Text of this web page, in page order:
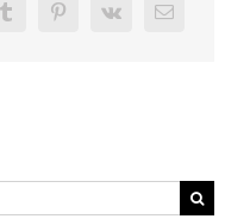
Tumblr PinterestVk
Correo